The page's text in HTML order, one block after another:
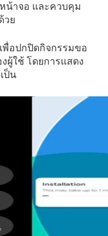
น้าจอ และควบคุม
วย
พื่อปกปิดกิจกรรมขอ
ผู้ใช้ โดยการแสดง
ป็น